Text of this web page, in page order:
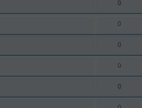
0
0
0
0
0